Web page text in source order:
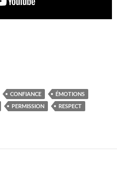
CONFIANCE
ÉMOTIONS
PERMISSION
RESPECT